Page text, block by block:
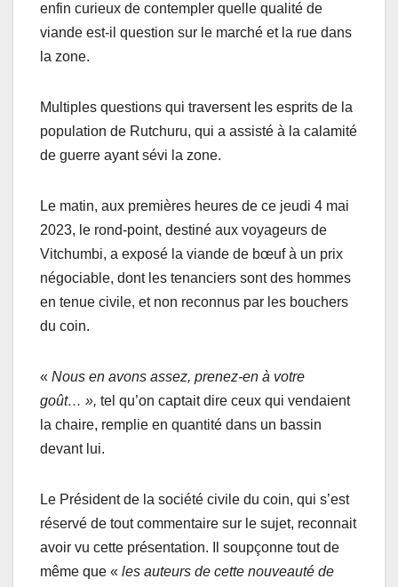
enfin curieux de contempler quelle qualité de
viande est-il question sur le marché et la rue dans
la zone.
Multiples questions qui traversent les esprits de la
population de Rutchuru, qui a assisté à la calamité
de guerre ayant sévi la zone.
Le matin, aux premières heures de ce jeudi 4 mai
2023, le rond-point, destiné aux voyageurs de
Vitchumbi, a exposé la viande de bœuf à un prix
négociable, dont les tenanciers sont des hommes
en tenue civile, et non reconnus par les bouchers
du coin.
« Nous en avons assez, prenez-en à votre
goût… », tel qu’on captait dire ceux qui vendaient
la chaire, remplie en quantité dans un bassin
devant lui.
Le Président de la société civile du coin, qui s’est
réservé de tout commentaire sur le sujet, reconnait
avoir vu cette présentation. Il soupçonne tout de
même que « les auteurs de cette nouveauté de